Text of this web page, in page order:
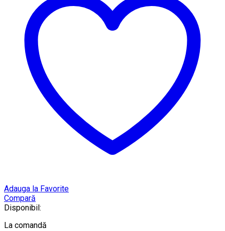
Adauga la Favorite
Compară
Disponibil:
La comandă